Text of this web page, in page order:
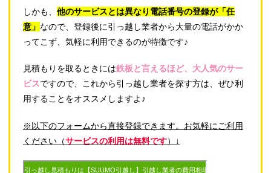
しかも、 他のサービスとは異なり電話番号の登録が「任
意」 なので、登録後に引っ越し業者から大量の電話がかか
ってこず、気軽に利用できるのが特徴です♪
見積もりを取るときには鉄板と言えるほど、大人気のサー
ビスですので、これから引っ越し業者を探す方は、ぜひ利
用することをオススメしますよ♪
※以下のフォームから直接登録できます。お気軽にご利用
ください（サービスの利用は無料です）↓